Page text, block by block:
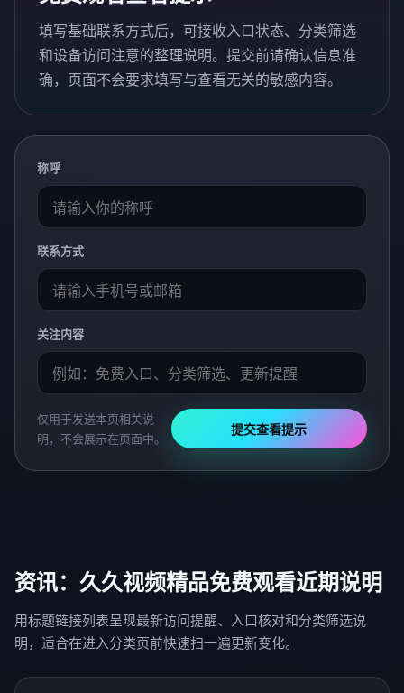
填写基础联系方式后，可接收入口状态、分类筛选
和设备访问注意的整理说明。提交前请确认信息准
确，页面不会要求填写与查看无关的敏感内容。
称呼
联系方式
关注内容
仅用于发送本页相关说
明，不会展示在页面中。
提交查看提示
资讯：久久视频精品免费观看近期说明
用标题链接列表呈现最新访问提醒、入口核对和分类筛选说
明，适合在进入分类页前快速扫一遍更新变化。